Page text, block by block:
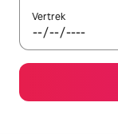
Vertrek